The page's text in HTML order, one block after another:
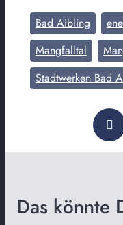
Bad Aibling
Mangfalltal
Stadtwerken Bad
Das könnte